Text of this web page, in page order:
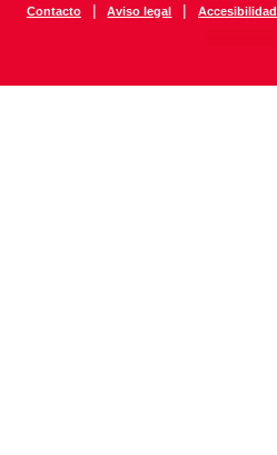
Contacto | Aviso legal | Accesibilidad